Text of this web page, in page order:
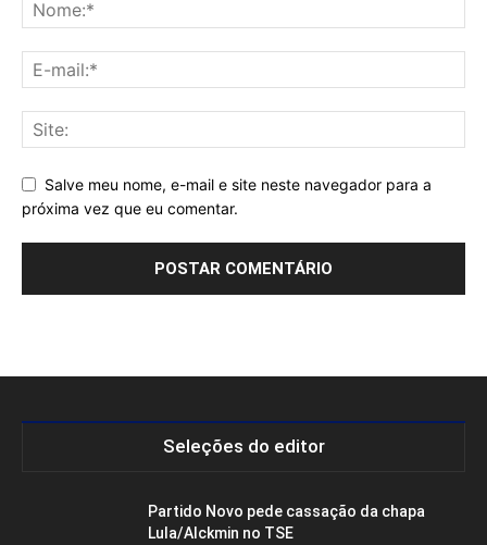
Salve meu nome, e-mail e site neste navegador para a
próxima vez que eu comentar.
Seleções do editor
Partido Novo pede cassação da chapa
Lula/Alckmin no TSE